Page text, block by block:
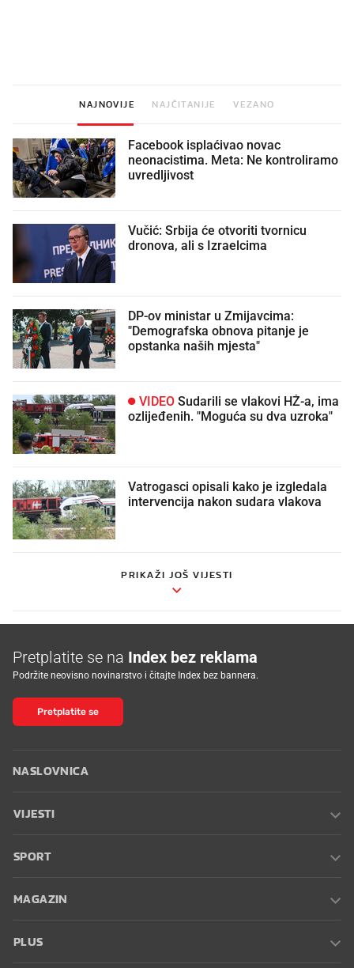
NAJNOVIJE NAJČITANIJE VEZANO
Facebook isplaćivao novac
neonacistima. Meta: Ne kontroliramo
uvredljivost
Vučić: Srbija će otvoriti tvornicu
dronova, ali s Izraelcima
DP-ov ministar u Zmijavcima:
"Demografska obnova pitanje je
opstanka naših mjesta"
VIDEO
ozlijeđenih. "Moguća su dva uzroka"
Vatrogasci opisali kako je izgledala
intervencija nakon sudara vlakova
PRIKAŽI JOŠ VIJESTI
Pretplatite se na Index bez reklama
Podržite neovisno novinarstvo i čitajte Index bez bannera.
Pretplatite se
NASLOVNICA
VIJESTI
SPORT
MAGAZIN
PLUS